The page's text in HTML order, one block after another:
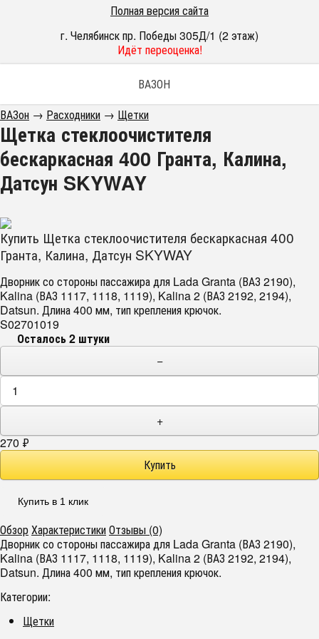
Полная версия сайта
г. Челябинск пр. Победы 305Д/1 (2 этаж)
Идёт переоценка!
ВАЗОН
ВАЗон → Расходники → Щетки
Щетка стеклоочистителя
бескаркасная 400 Гранта, Калина,
Датсун SKYWAY
Купить Щетка стеклоочистителя бескаркасная 400
Гранта, Калина, Датсун SKYWAY
Дворник со стороны пассажира для Lada Granta (ВАЗ 2190),
Kalina (ВАЗ 1117, 1118, 1119), Kalina 2 (ВАЗ 2192, 2194),
Datsun. Длина 400 мм, тип крепления крючок.
S02701019
Осталось 2 штуки
−
+
270 ₽
Купить в 1 клик
ОбзорХарактеристикиОтзывы (0)
Дворник со стороны пассажира для Lada Granta (ВАЗ 2190),
Kalina (ВАЗ 1117, 1118, 1119), Kalina 2 (ВАЗ 2192, 2194),
Datsun. Длина 400 мм, тип крепления крючок.
Категории:
Щетки